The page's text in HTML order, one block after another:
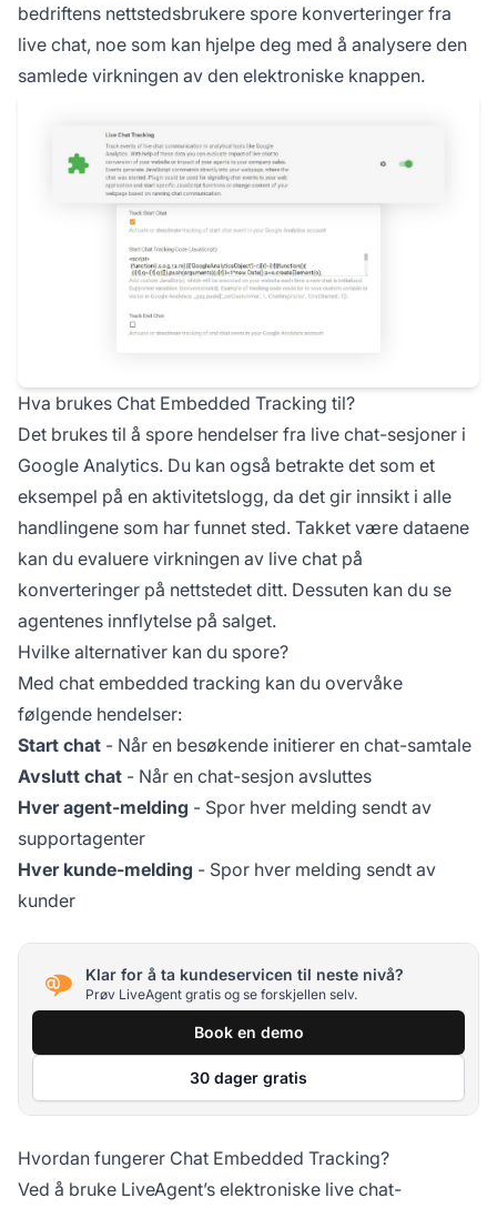
bedriftens nettstedsbrukere spore konverteringer fra
live chat, noe som kan hjelpe deg med å analysere den
samlede virkningen av den elektroniske knappen.
Hva brukes Chat Embedded Tracking til?
Det brukes til å spore hendelser fra live chat-sesjoner i
Google Analytics. Du kan også betrakte det som et
eksempel på en aktivitetslogg, da det gir innsikt i alle
handlingene som har funnet sted. Takket være dataene
kan du evaluere virkningen av live chat på
konverteringer på nettstedet ditt. Dessuten kan du se
agentenes innflytelse på salget.
Hvilke alternativer kan du spore?
Med chat embedded tracking kan du overvåke
følgende hendelser:
Start chat - Når en besøkende initierer en chat-samtale
Avslutt chat - Når en chat-sesjon avsluttes
Hver agent-melding - Spor hver melding sendt av
supportagenter
Hver kunde-melding - Spor hver melding sendt av
kunder
Klar for å ta kundeservicen til neste nivå?
Prøv LiveAgent gratis og se forskjellen selv.
Book en demo
30 dager gratis
Hvordan fungerer Chat Embedded Tracking?
Ved å bruke LiveAgent’s elektroniske live chat-